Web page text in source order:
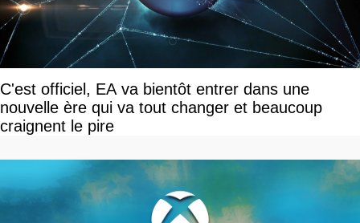
C'est officiel, EA va bientôt entrer dans une
nouvelle ère qui va tout changer et beaucoup
craignent le pire